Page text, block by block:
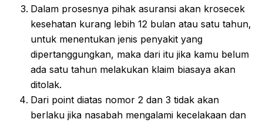
Dalam prosesnya pihak asuransi akan krosecek
kesehatan kurang lebih 12 bulan atau satu tahun,
untuk menentukan jenis penyakit yang
dipertanggungkan, maka dari itu jika kamu belum
ada satu tahun melakukan klaim biasaya akan
ditolak.
Dari point diatas nomor 2 dan 3 tidak akan
berlaku jika nasabah mengalami kecelakaan dan